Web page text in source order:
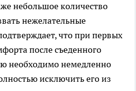
небольшое количество
нежелательные
что при первых
после съеденного
необходимо немедленно
исключить его из